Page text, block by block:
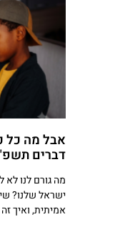
אבל מה כל
דברים
מה גורם לנו
ישראל שלנו?
אמיתית, ואיך